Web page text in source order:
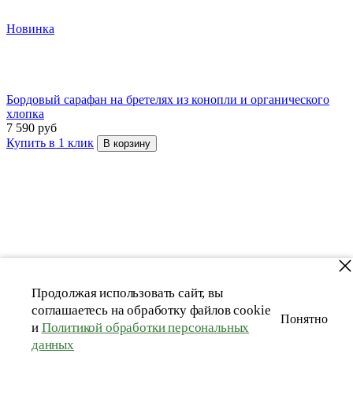
Новинка
Бордовый сарафан на бретелях из конопли и органического
хлопка
7 590 руб
Купить в 1 клик
В корзину
Продолжая использовать сайт, вы
соглашаетесь на обработку файлов cookie
и Политикой обработки персональных
данных
Понятно